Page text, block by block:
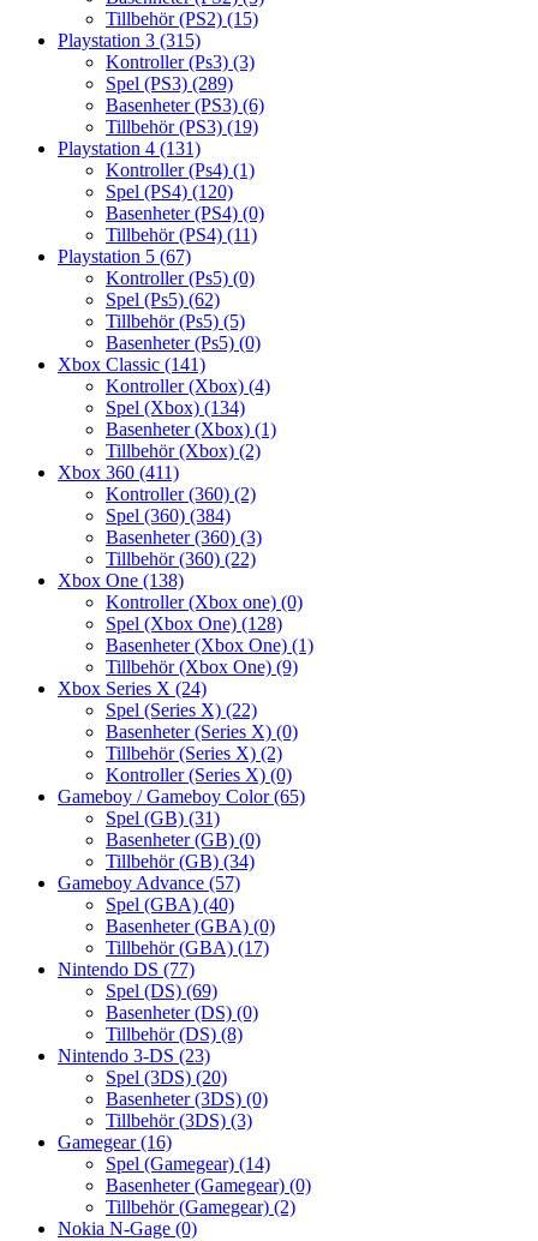
Tillbehör (PS2) (15)
Playstation 3 (315)
Kontroller (Ps3) (3)
Spel (PS3) (289)
Basenheter (PS3) (6)
Tillbehör (PS3) (19)
Playstation 4 (131)
Kontroller (Ps4) (1)
Spel (PS4) (120)
Basenheter (PS4) (0)
Tillbehör (PS4) (11)
Playstation 5 (67)
Kontroller (Ps5) (0)
Spel (Ps5) (62)
Tillbehör (Ps5) (5)
Basenheter (Ps5) (0)
Xbox Classic (141)
Kontroller (Xbox) (4)
Spel (Xbox) (134)
Basenheter (Xbox) (1)
Tillbehör (Xbox) (2)
Xbox 360 (411)
Kontroller (360) (2)
Spel (360) (384)
Basenheter (360) (3)
Tillbehör (360) (22)
Xbox One (138)
Kontroller (Xbox one) (0)
Spel (Xbox One) (128)
Basenheter (Xbox One) (1)
Tillbehör (Xbox One) (9)
Xbox Series X (24)
Spel (Series X) (22)
Basenheter (Series X) (0)
Tillbehör (Series X) (2)
Kontroller (Series X) (0)
Gameboy / Gameboy Color(65)
Spel (GB) (31)
Basenheter (GB) (0)
Tillbehör (GB) (34)
Gameboy Advance (57)
Spel (GBA) (40)
Basenheter (GBA) (0)
Tillbehör (GBA) (17)
Nintendo DS (77)
Spel (DS) (69)
Basenheter (DS) (0)
Tillbehör (DS) (8)
Nintendo 3-DS (23)
Spel (3DS) (20)
Basenheter (3DS) (0)
Tillbehör (3DS) (3)
Gamegear(16)
Spel (Gamegear) (14)
Basenheter (Gamegear) (0)
Tillbehör (Gamegear) (2)
Nokia N-Gage (0)